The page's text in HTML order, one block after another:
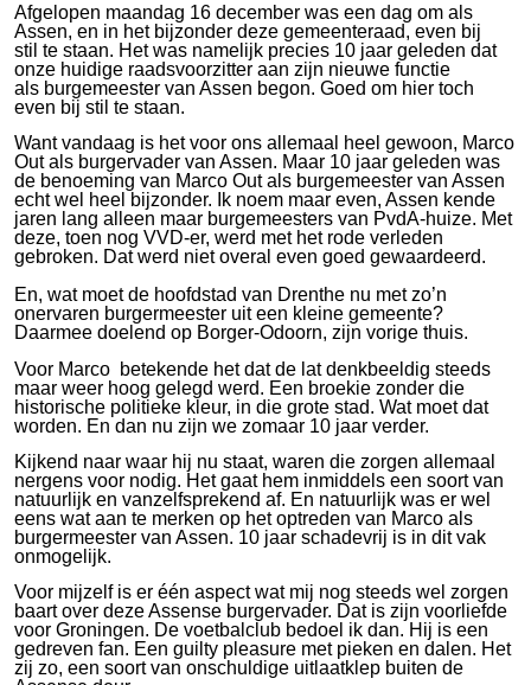
Afgelopen maandag 16 december was een dag om als
Assen, en in het bijzonder deze gemeenteraad, even bij
stil te staan. Het was namelijk precies 10 jaar geleden dat
onze huidige raadsvoorzitter aan zijn nieuwe functie
als burgemeester van Assen begon. Goed om hier toch
even bij stil te staan.
Want vandaag is het voor ons allemaal heel gewoon, Marco
Out als burgervader van Assen. Maar 10 jaar geleden was
de benoeming van Marco Out als burgemeester van Assen
echt wel heel bijzonder. Ik noem maar even, Assen kende
jaren lang alleen maar burgemeesters van PvdA-huize. Met
deze, toen nog VVD-er, werd met het rode verleden
gebroken. Dat werd niet overal even goed gewaardeerd.
En, wat moet de hoofdstad van Drenthe nu met zo’n
onervaren burgermeester uit een kleine gemeente?
Daarmee doelend op Borger-Odoorn, zijn vorige thuis.
Voor Marco betekende het dat de lat denkbeeldig steeds
maar weer hoog gelegd werd. Een broekie zonder die
historische politieke kleur, in die grote stad. Wat moet dat
worden. En dan nu zijn we zomaar 10 jaar verder.
Kijkend naar waar hij nu staat, waren die zorgen allemaal
nergens voor nodig. Het gaat hem inmiddels een soort van
natuurlijk en vanzelfsprekend af. En natuurlijk was er wel
eens wat aan te merken op het optreden van Marco als
burgermeester van Assen. 10 jaar schadevrij is in dit vak
onmogelijk.
Voor mijzelf is er één aspect wat mij nog steeds wel zorgen
baart over deze Assense burgervader. Dat is zijn voorliefde
voor Groningen. De voetbalclub bedoel ik dan. Hij is een
gedreven fan. Een guilty pleasure met pieken en dalen. Het
zij zo, een soort van onschuldige uitlaatklep buiten de